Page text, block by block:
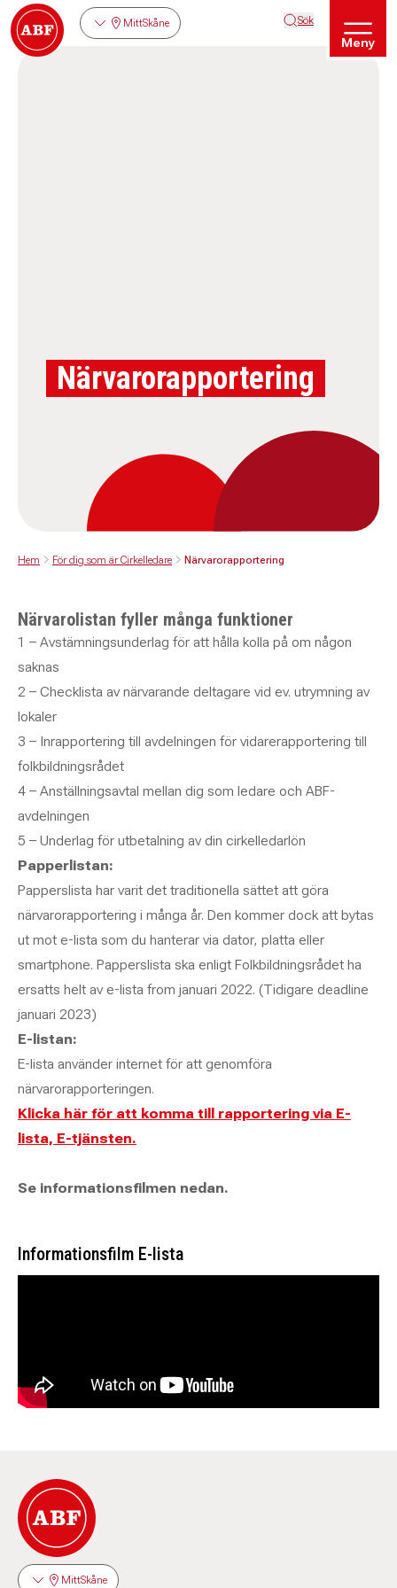
MittSkåne Sök
Meny
Närvarorapportering
Hem För dig som är Cirkelledare Närvarorapportering
Närvarolistan fyller många funktioner
1 – Avstämningsunderlag för att hålla kolla på om någon
saknas
2 – Checklista av närvarande deltagare vid ev. utrymning av
lokaler
3 – Inrapportering till avdelningen för vidarerapportering till
folkbildningsrådet
4 – Anställningsavtal mellan dig som ledare och ABF-
avdelningen
5 – Underlag för utbetalning av din cirkelledarlön
Papperlistan:
Papperslista har varit det traditionella sättet att göra
närvarorapportering i många år. Den kommer dock att bytas
ut mot e-lista som du hanterar via dator, platta eller
smartphone. Papperslista ska enligt Folkbildningsrådet ha
ersatts helt av e-lista from januari 2022. (Tidigare deadline
januari 2023)
E-listan:
E-lista använder internet för att genomföra
närvarorapporteringen.
Klicka här för att komma till rapportering via E-
lista, E-tjänsten.
Se informationsfilmen nedan.
Informationsfilm E-lista
MittSkåne